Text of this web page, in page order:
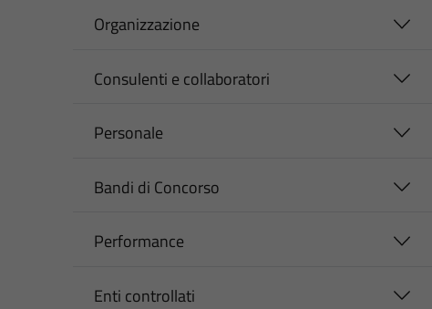
Organizzazione
Consulenti e collaboratori
Personale
Bandi di Concorso
Performance
Enti controllati